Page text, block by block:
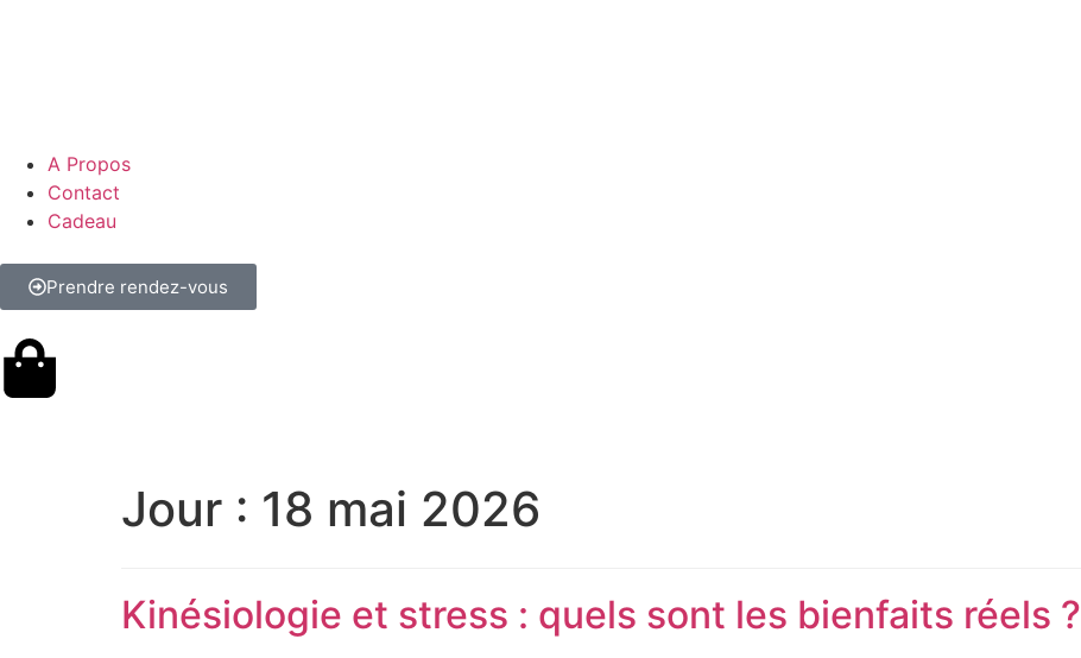
A Propos
Contact
Cadeau
Prendre rendez-vous
Jour : 18 mai 2026
Kinésiologie et stress : quels sont les bienfaits réels ?